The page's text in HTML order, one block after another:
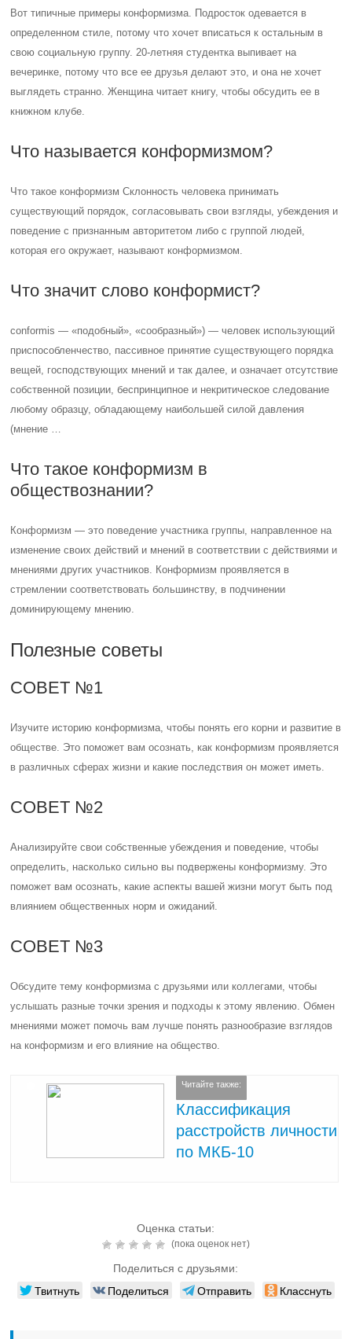
Вот типичные примеры конформизма. Подросток одевается в
определенном стиле, потому что хочет вписаться к остальным в
свою социальную группу. 20-летняя студентка выпивает на
вечеринке, потому что все ее друзья делают это, и она не хочет
выглядеть странно. Женщина читает книгу, чтобы обсудить ее в
книжном клубе.
Что называется конформизмом?
Что такое конформизм Склонность человека принимать
существующий порядок, согласовывать свои взгляды, убеждения и
поведение с признанным авторитетом либо с группой людей,
которая его окружает, называют конформизмом.
Что значит слово конформист?
conformis — «подобный», «сообразный») — человек использующий
приспособленчество, пассивное принятие существующего порядка
вещей, господствующих мнений и так далее, и означает отсутствие
собственной позиции, беспринципное и некритическое следование
любому образцу, обладающему наибольшей силой давления
(мнение …
Что такое конформизм в
обществознании?
Конформизм — это поведение участника группы, направленное на
изменение своих действий и мнений в соответствии с действиями и
мнениями других участников. Конформизм проявляется в
стремлении соответствовать большинству, в подчинении
доминирующему мнению.
Полезные советы
СОВЕТ №1
Изучите историю конформизма, чтобы понять его корни и развитие в
обществе. Это поможет вам осознать, как конформизм проявляется
в различных сферах жизни и какие последствия он может иметь.
СОВЕТ №2
Анализируйте свои собственные убеждения и поведение, чтобы
определить, насколько сильно вы подвержены конформизму. Это
поможет вам осознать, какие аспекты вашей жизни могут быть под
влиянием общественных норм и ожиданий.
СОВЕТ №3
Обсудите тему конформизма с друзьями или коллегами, чтобы
услышать разные точки зрения и подходы к этому явлению. Обмен
мнениями может помочь вам лучше понять разнообразие взглядов
на конформизм и его влияние на общество.
Читайте также:
Классификация
расстройств личности
по МКБ-10
Оценка статьи:
(пока оценок нет)
Поделиться с друзьями:
Твитнуть Поделиться Отправить Класснуть